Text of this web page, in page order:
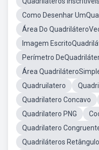
Como Desenhar
Área Do
Imagem
Perímetro
Área
Quadruilatero
Quadrilatero Concavo
Quadrilatero PNG
Quadrilatero
Quadriláteros